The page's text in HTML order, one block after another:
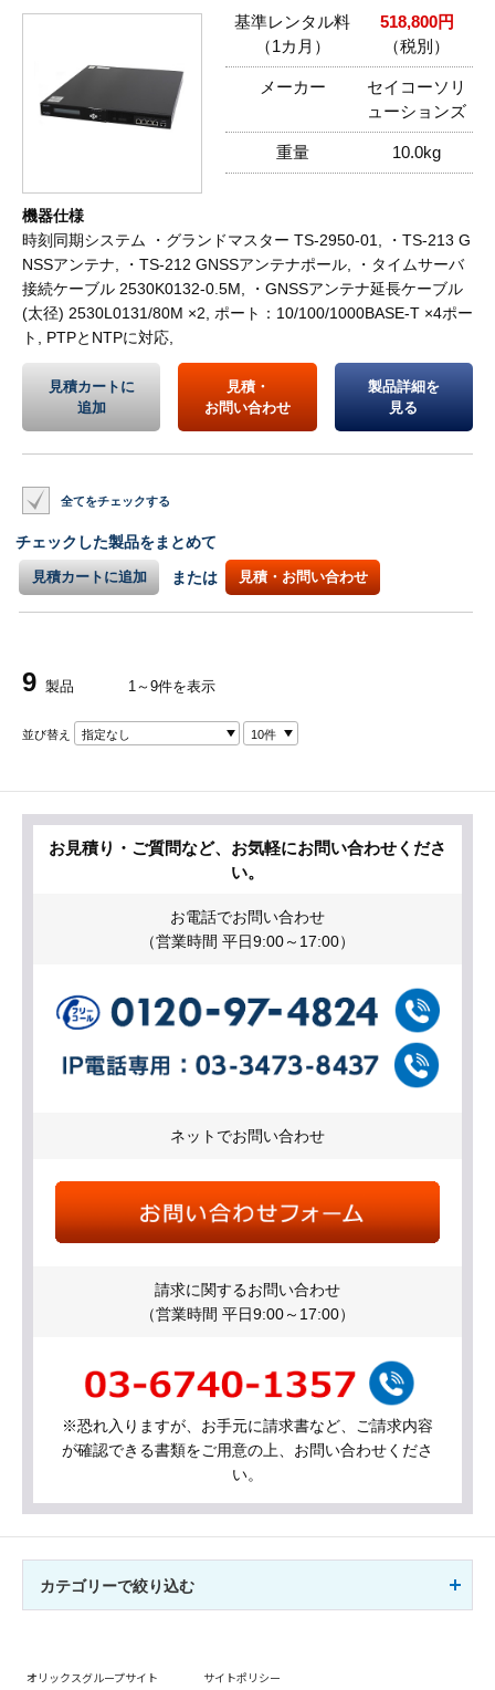
基準レンタル料
（1カ月）
518,800円
（税別）
メーカー
セイコーソリ
ューションズ
重量 10.0kg
機器仕様
時刻同期システム ・グランドマスター TS-2950-01, ・TS-213 G
NSSアンテナ, ・TS-212 GNSSアンテナポール, ・タイムサーバ
接続ケーブル 2530K0132-0.5M, ・GNSSアンテナ延長ケーブル
(太径) 2530L0131/80M ×2, ポート：10/100/1000BASE-T ×4ポー
ト, PTPとNTPに対応,
見積カートに
追加
見積・
お問い合わせ
製品詳細を
見る
全てをチェックする
チェックした製品をまとめて
見積カートに追加 または 見積・お問い合わせ
9 製品 1～9件を表示
並び替え 指定なし 10件
お見積り・ご質問など、お気軽にお問い合わせくださ
い。
お電話でお問い合わせ
（営業時間 平日9:00～17:00）
ネットでお問い合わせ
請求に関するお問い合わせ
（営業時間 平日9:00～17:00）
※恐れ入りますが、お手元に請求書など、ご請求内容
が確認できる書類をご用意の上、お問い合わせくださ
い。
カテゴリーで絞り込む
オリックスグループサイト サイトポリシー